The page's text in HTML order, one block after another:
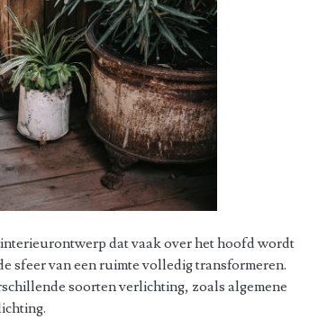
dat vaak over het hoofd wordt
sfeer van een ruimte volledig transformeren.
soorten verlichting, zoals algemene